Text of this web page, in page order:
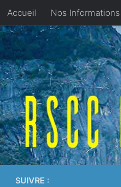
Skip to content
Accueil Nos Informations
Proposer un article
SUIVRE :